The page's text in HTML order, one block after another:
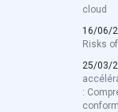
cloud
16/06/
Risks
25/03/
: